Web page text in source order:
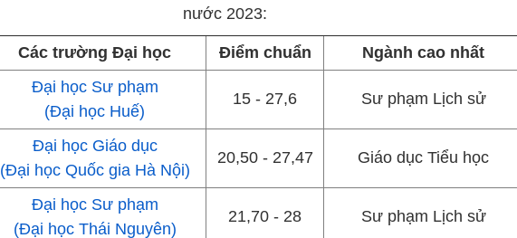
nước 2023:
Các trường Đại học Điểm chuẩn Ngành cao nhất
Đại học Sư phạm
(Đại học Huế)
15 - 27,6 Sư phạm Lịch sử
Đại học Giáo dục
(Đại học Quốc gia Hà Nội)
20,50 - 27,47 Giáo dục Tiểu học
Đại học Sư phạm
(Đại học Thái Nguyên)
21,70 - 28 Sư phạm Lịch sử